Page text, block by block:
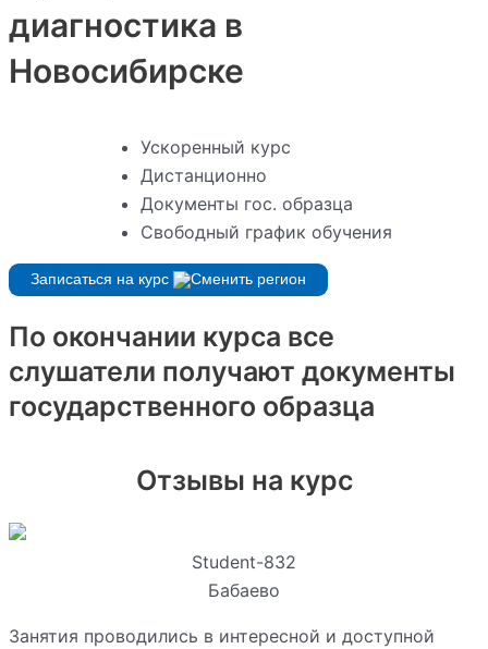
диагностика в
Новосибирске
Ускоренный курс
Дистанционно
Документы гос. образца
Свободный график обучения
Записаться на курс
По окончании курса все
слушатели получают документы
государственного образца
Отзывы на курс
Student-832
Бабаево
Занятия проводились в интересной и доступной